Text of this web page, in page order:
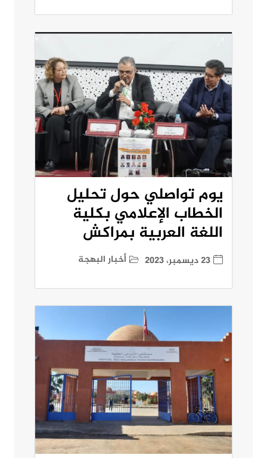
يوم تواصلي حول تحليل
الخطاب الإعلامي بكلية
اللغة العربية بمراكش
23 ديسمبر، 2023 أخبار البهجة